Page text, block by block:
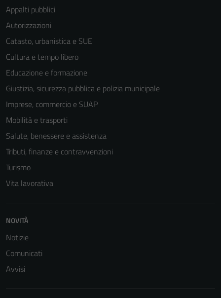
Appalti pubblici
Autorizzazioni
Catasto, urbanistica e SUE
Cultura e tempo libero
Educazione e formazione
Giustizia, sicurezza pubblica e polizia municipale
Imprese, commercio e SUAP
Mobilità e trasporti
Salute, benessere e assistenza
Tributi, finanze e contravvenzioni
Turismo
Vita lavorativa
NOVITÀ
Notizie
Comunicati
Avvisi